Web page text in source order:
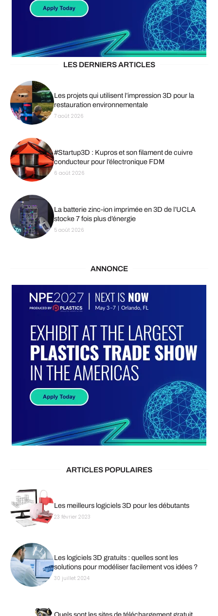
LES DERNIERS ARTICLES
Les projets qui utilisent l’impression 3D pour la
restauration environnementale
7 août 2026
#Startup3D : Kupros et son filament de cuivre
conducteur pour l’électronique FDM
6 août 2026
La batterie zinc-ion imprimée en 3D de l’UCLA
stocke 7 fois plus d’énergie
5 août 2026
ANNONCE
ARTICLES POPULAIRES
Les meilleurs logiciels 3D pour les débutants
23 février 2023
Les logiciels 3D gratuits : quelles sont les
solutions pour modéliser facilement vos idées ?
30 juillet 2024